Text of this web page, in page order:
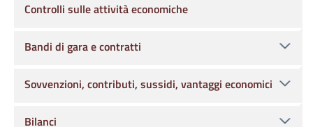
Controlli sulle attività economiche
Bandi di gara e contratti
Sovvenzioni, contributi, sussidi, vantaggi economici
Bilanci